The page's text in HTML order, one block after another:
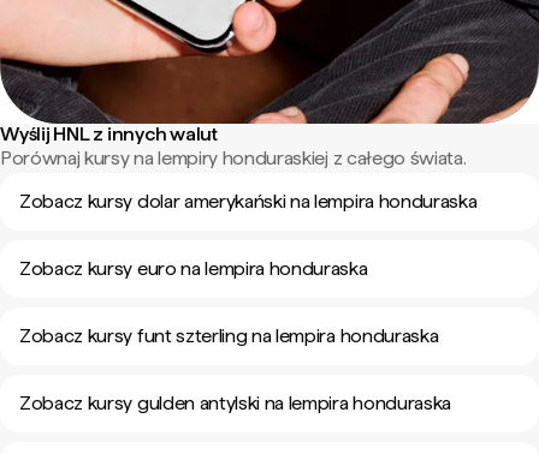
Wyślij HNL z innych walut
Porównaj kursy na lempiry honduraskiej z całego świata.
Zobacz kursy dolar amerykański na lempira honduraska
Zobacz kursy euro na lempira honduraska
Zobacz kursy funt szterling na lempira honduraska
Zobacz kursy gulden antylski na lempira honduraska